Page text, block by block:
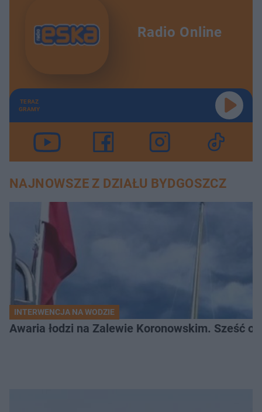
Radio Online
TERAZ
GRAMY
NAJNOWSZE Z DZIAŁU BYDGOSZCZ
INTERWENCJA NA WODZIE
Awaria łodzi na Zalewie Koronowskim. Sześć